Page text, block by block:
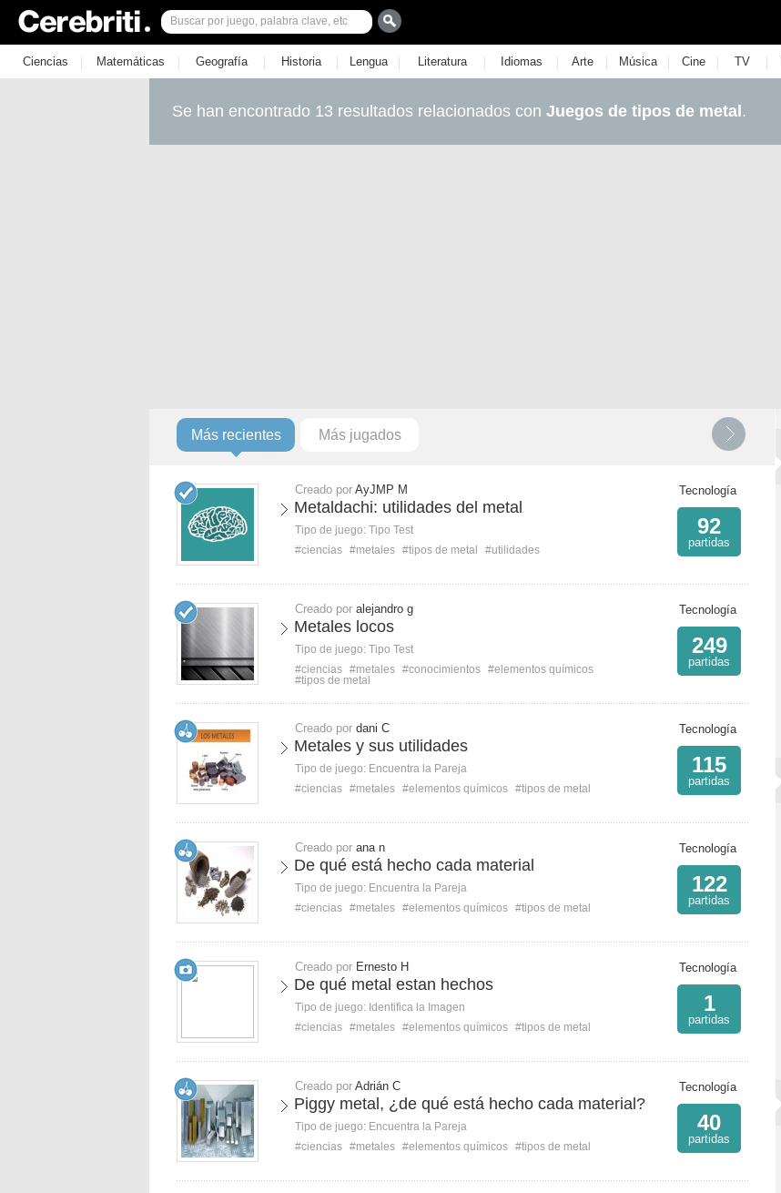
Ciencias | Matemáticas | Geografía | Historia | Lengua | Literatura | Idiomas | Arte | Música | Cine | TV |
Se han encontrado 13 resultados relacionados con Juegos de tipos de metal .
Más recientes Más jugados
Creado por AyJMP M
Metaldachi: utilidades del metal
Tipo de juego: Tipo Test
#ciencias #metales #tipos de metal #utilidades
Tecnología
92
partidas
Creado por alejandro g
Metales locos
Tipo de juego: Tipo Test
#ciencias #metales #conocimientos #elementos químicos
#tipos de metal
Tecnología
249
partidas
Creado por dani C
Metales y sus utilidades
Tipo de juego: Encuentra la Pareja
#ciencias #metales #elementos químicos #tipos de metal
Tecnología
115
partidas
Creado por ana n
De qué está hecho cada material
Tipo de juego: Encuentra la Pareja
#ciencias #metales #elementos químicos #tipos de metal
Tecnología
122
partidas
Creado por Ernesto H
De qué metal estan hechos
Tipo de juego: Identifica la Imagen
#ciencias #metales #elementos químicos #tipos de metal
Tecnología
1
partidas
Creado por Adrián C
Piggy metal, ¿de qué está hecho cada material?
Tipo de juego: Encuentra la Pareja
#ciencias #metales #elementos químicos #tipos de metal
Tecnología
40
partidas